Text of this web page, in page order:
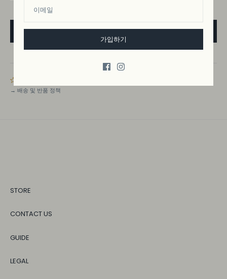
→ 배송 및 반품 정책
STORE
CONTACT US
GUIDE
LEGAL
가입하기